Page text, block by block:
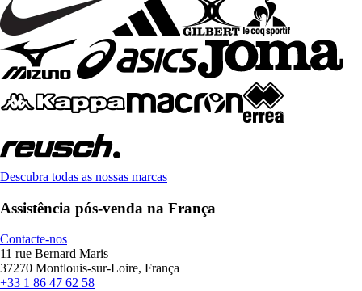
Descubra todas as nossas marcas
Assistência pós-venda na França
Contacte-nos
11 rue Bernard Maris
37270 Montlouis-sur-Loire, França
+33 1 86 47 62 58